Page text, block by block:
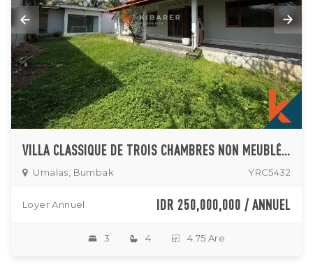
VILLA CLASSIQUE DE TROIS CHAMBRES NON MEUBLÉE ET SANS PISCINE À UMALAS
Umalas, Bumbak YRC5432
Loyer Annuel IDR 250,000,000 / ANNUEL
3 4 4.75 Are